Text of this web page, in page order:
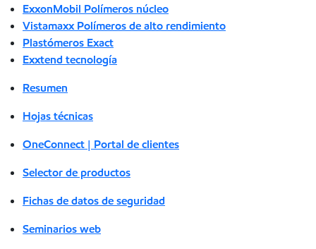
ExxonMobil Polímeros núcleo
Vistamaxx Polímeros de alto rendimiento
Plastómeros Exact
Exxtend tecnología
Resumen
Hojas técnicas
OneConnect | Portal de clientes
Selector de productos
Fichas de datos de seguridad
Seminarios web